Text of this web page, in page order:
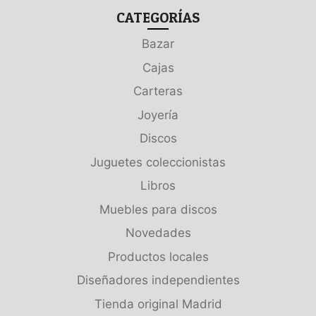
CATEGORÍAS
Bazar
Cajas
Carteras
Joyería
Discos
Juguetes coleccionistas
Libros
Muebles para discos
Novedades
Productos locales
Diseñadores independientes
Tienda original Madrid